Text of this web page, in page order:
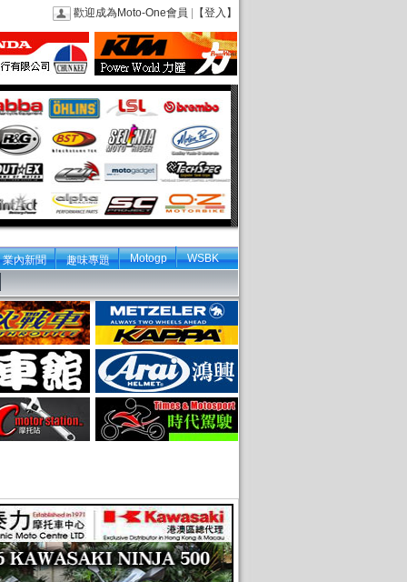
歡迎成為Moto-One會員 【登入】
業內新聞 趣味專題 Motogp WSBK